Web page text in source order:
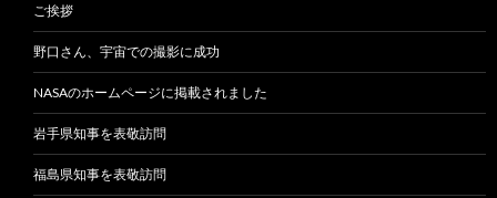
ご挨拶
野口さん、宇宙での撮影に成功
NASAのホームページに掲載されました
岩手県知事を表敬訪問
福島県知事を表敬訪問